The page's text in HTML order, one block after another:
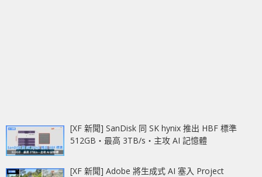
[XF 新聞] SanDisk 同 SK hynix 推出 HBF 標準
512GB‧最高 3TB/s‧主攻 AI 記憶體
[XF 新聞] Adobe 將生成式 AI 塞入 Project